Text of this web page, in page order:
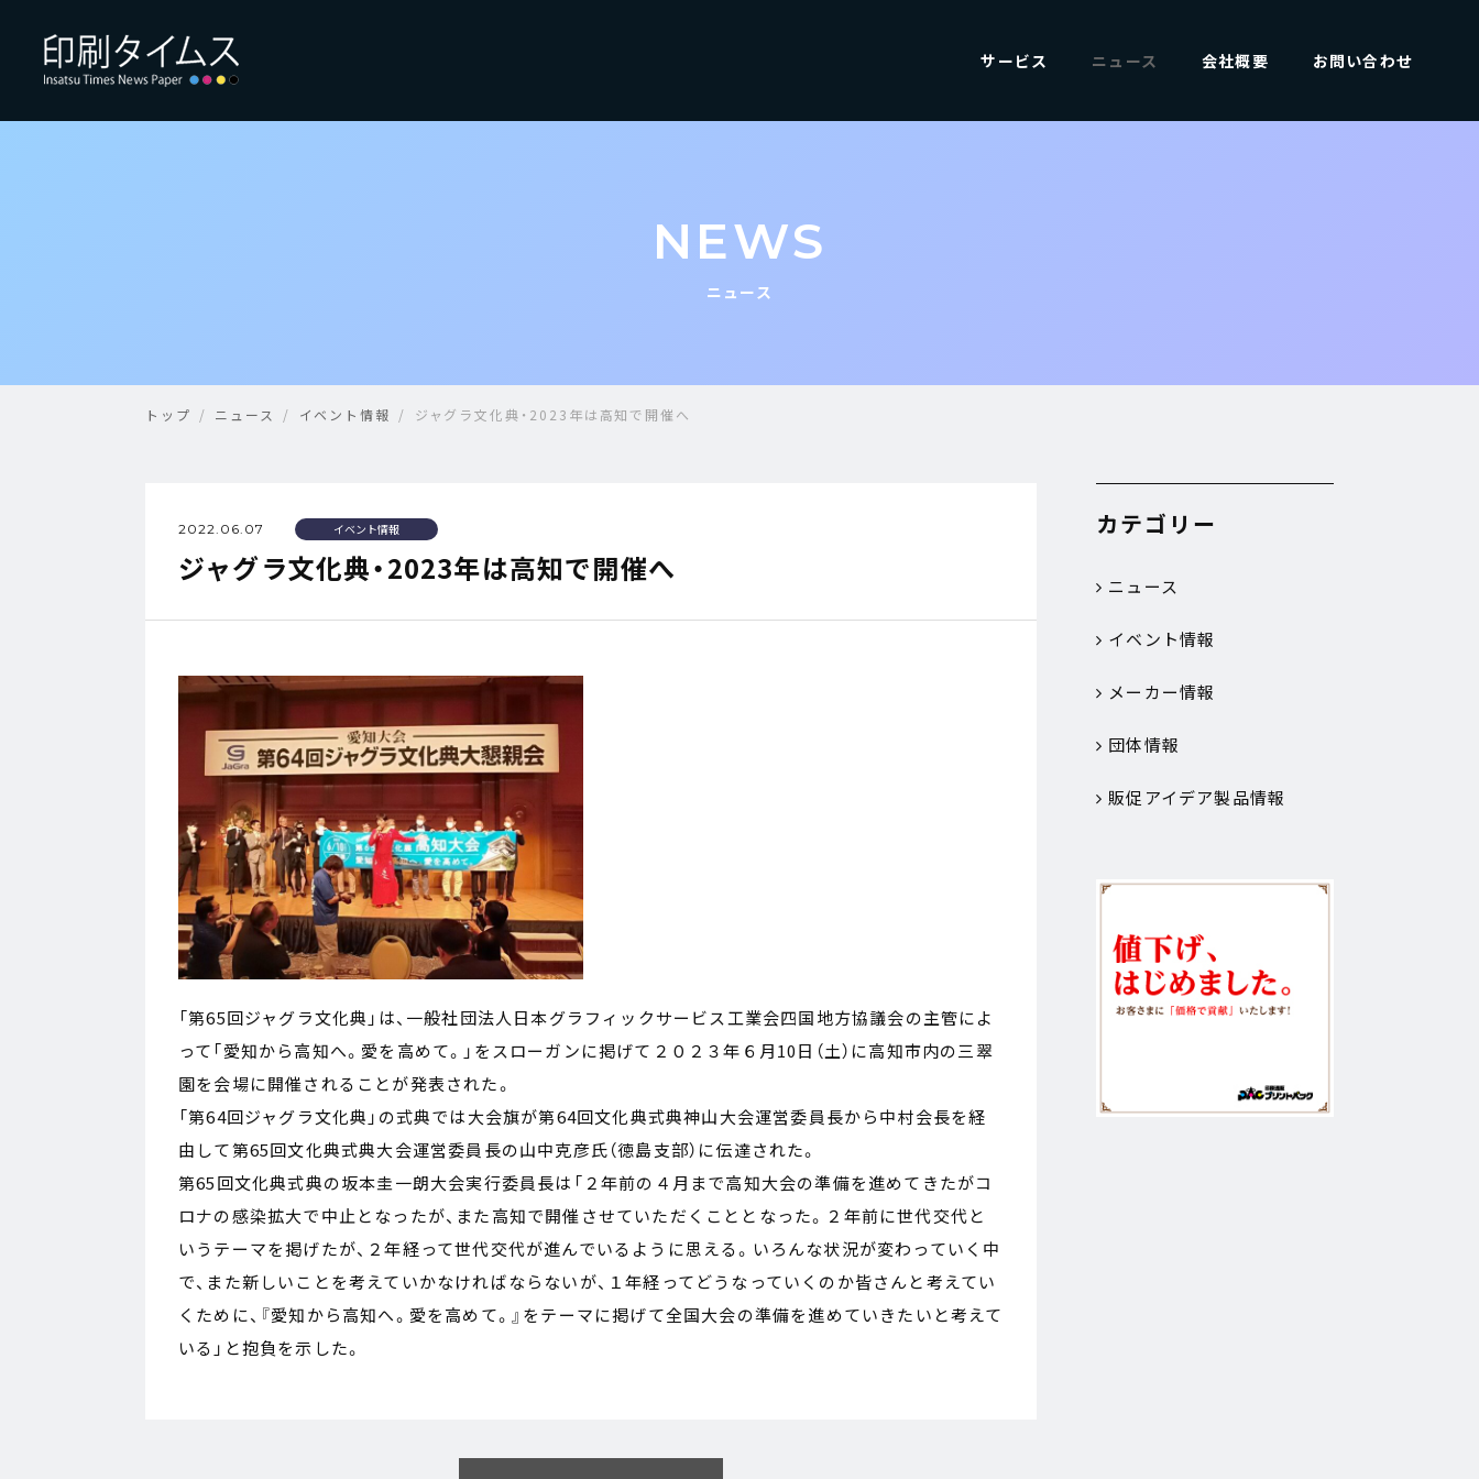
サービス ニュース 会社概要 お問い合わせ
NEWS
ニュース
トップ ニュース イベント情報 ジャグラ文化典・2023年は高知で開催へ
2022.06.07 イベント情報
ジャグラ文化典・2023年は高知で開催へ
「第65回ジャグラ文化典」は、一般社団法人日本グラフィックサービス工業会四国地方協議会の主管によ
って「愛知から高知へ。愛を高めて。」をスローガンに掲げて２０２３年６月10日（土）に高知市内の三翠
園を会場に開催されることが発表された。
「第64回ジャグラ文化典」の式典では大会旗が第64回文化典式典神山大会運営委員長から中村会長を経
由して第65回文化典式典大会運営委員長の山中克彦氏（徳島支部）に伝達された。
第65回文化典式典の坂本圭一朗大会実行委員長は「２年前の４月まで高知大会の準備を進めてきたがコ
ロナの感染拡大で中止となったが、また高知で開催させていただくこととなった。２年前に世代交代と
いうテーマを掲げたが、２年経って世代交代が進んでいるように思える。いろんな状況が変わっていく中
で、また新しいことを考えていかなければならないが、１年経ってどうなっていくのか皆さんと考えてい
くために、『愛知から高知へ。愛を高めて。』をテーマに掲げて全国大会の準備を進めていきたいと考えて
いる」と抱負を示した。
カテゴリー
ニュース
イベント情報
メーカー情報
団体情報
販促アイデア製品情報